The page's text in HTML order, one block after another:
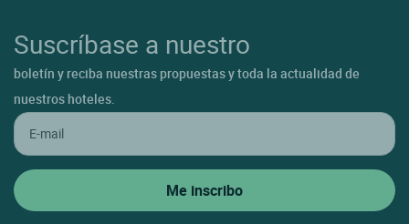
Suscríbase a nuestro
boletín y reciba nuestras propuestas y toda la actualidad de
nuestros hoteles.